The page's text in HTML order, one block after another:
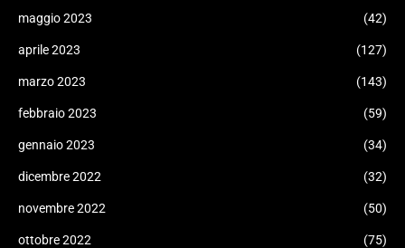
maggio 2023 (42)
aprile 2023 (127)
marzo 2023 (143)
febbraio 2023 (59)
gennaio 2023 (34)
dicembre 2022 (32)
novembre 2022 (50)
ottobre 2022 (75)